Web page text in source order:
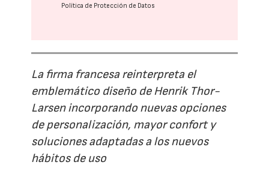
Política de Protección de Datos
La firma francesa reinterpreta el
emblemático diseño de Henrik Thor-
Larsen incorporando nuevas opciones
de personalización, mayor confort y
soluciones adaptadas a los nuevos
hábitos de uso